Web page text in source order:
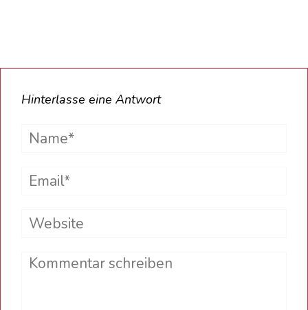
Hinterlasse eine Antwort
Name*
Email*
Website
Comment